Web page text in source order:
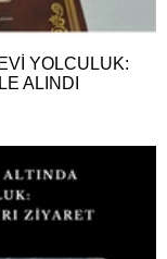
YOLCULUK:
ALINDI